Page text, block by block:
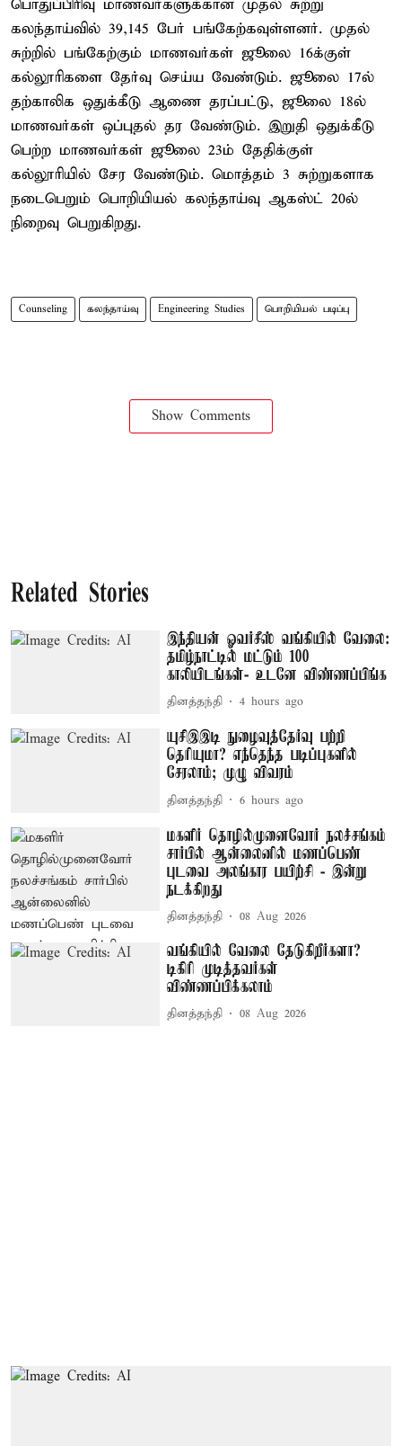
பொதுப்பிரிவு மாணவர்களுக்கான முதல் சுற்று
கலந்தாய்வில் 39,145 பேர் பங்கேற்கவுள்ளனர். முதல்
சுற்றில் பங்கேற்கும் மாணவர்கள் ஜூலை 16க்குள்
கல்லூரிகளை தேர்வு செய்ய வேண்டும். ஜூலை 17ல்
தற்காலிக ஒதுக்கீடு ஆணை தரப்பட்டு, ஜூலை 18ல்
மாணவர்கள் ஒப்புதல் தர வேண்டும். இறுதி ஒதுக்கீடு
பெற்ற மாணவர்கள் ஜூலை 23ம் தேதிக்குள்
கல்லூரியில் சேர வேண்டும். மொத்தம் 3 சுற்றுகளாக
நடைபெறும் பொறியியல் கலந்தாய்வு ஆகஸ்ட் 20ல்
நிறைவு பெறுகிறது.
Counseling கலந்தாய்வு Engineering Studies பொறியியல் படிப்பு
Show Comments
Related Stories
இந்தியன் ஓவர்சீஸ் வங்கியில் வேலை:
தமிழ்நாட்டில் மட்டும் 100
காலியிடங்கள்- உடனே விண்ணப்பிங்க
தினத்தந்தி 4 hours ago
யுசிஇஇடி நுழைவுத்தேர்வு பற்றி
தெரியுமா? எந்தெந்த படிப்புகளில்
சேரலாம்; முழு விவரம்
தினத்தந்தி 6 hours ago
மகளிர் தொழில்முனைவோர் நலச்சங்கம்
சார்பில் ஆன்லைனில் மணப்பெண்
புடவை அலங்கார பயிற்சி - இன்று
நடக்கிறது
தினத்தந்தி 08 Aug 2026
வங்கியில் வேலை தேடுகிறீர்களா?
டிகிரி முடித்தவர்கள்
விண்ணப்பிக்கலாம்
தினத்தந்தி 08 Aug 2026